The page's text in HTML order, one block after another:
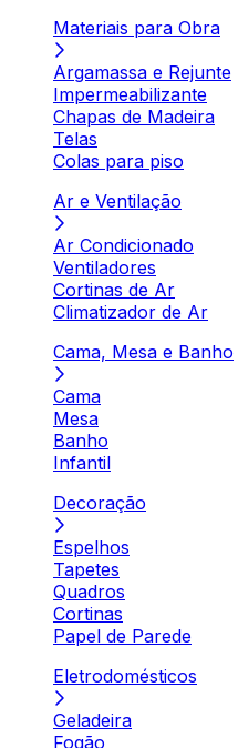
Materiais para Obra
Argamassa e Rejunte
Impermeabilizante
Chapas de Madeira
Telas
Colas para piso
Ar e Ventilação
Ar Condicionado
Ventiladores
Cortinas de Ar
Climatizador de Ar
Cama, Mesa e Banho
Cama
Mesa
Banho
Infantil
Decoração
Espelhos
Tapetes
Quadros
Cortinas
Papel de Parede
Eletrodomésticos
Geladeira
Fogão